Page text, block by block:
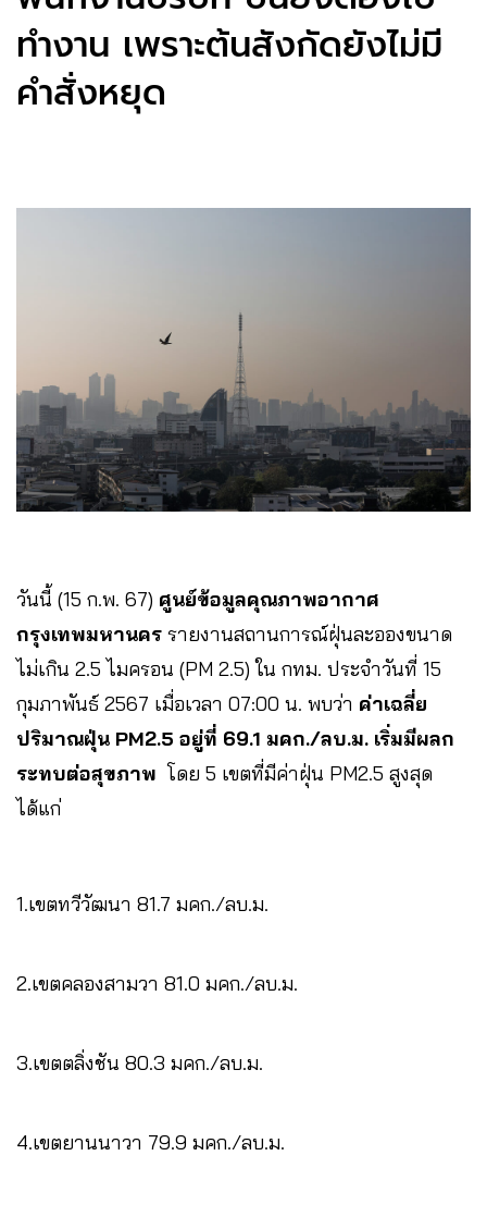
ทำงาน เพราะต้นสังกัดยังไม่มี
คำสั่งหยุด
วันนี้ (15 ก.พ. 67) ศูนย์ข้อมูลคุณภาพอากาศ
กรุงเทพมหานคร รายงานสถานการณ์ฝุ่นละอองขนาด
ไม่เกิน 2.5 ไมครอน (PM 2.5) ใน กทม. ประจำวันที่ 15
กุมภาพันธ์ 2567 เมื่อเวลา 07:00 น. พบว่า ค่าเฉลี่ย
ปริมาณฝุ่น PM2.5 อยู่ที่ 69.1 มคก./ลบ.ม. เริ่มมีผลก
ระทบต่อสุขภาพโดย 5 เขตที่มีค่าฝุ่น PM2.5 สูงสุด
ได้แก่
1.เขตทวีวัฒนา 81.7 มคก./ลบ.ม.
2.เขตคลองสามวา 81.0 มคก./ลบ.ม.
3.เขตตลิ่งชัน 80.3 มคก./ลบ.ม.
4.เขตยานนาวา 79.9 มคก./ลบ.ม.